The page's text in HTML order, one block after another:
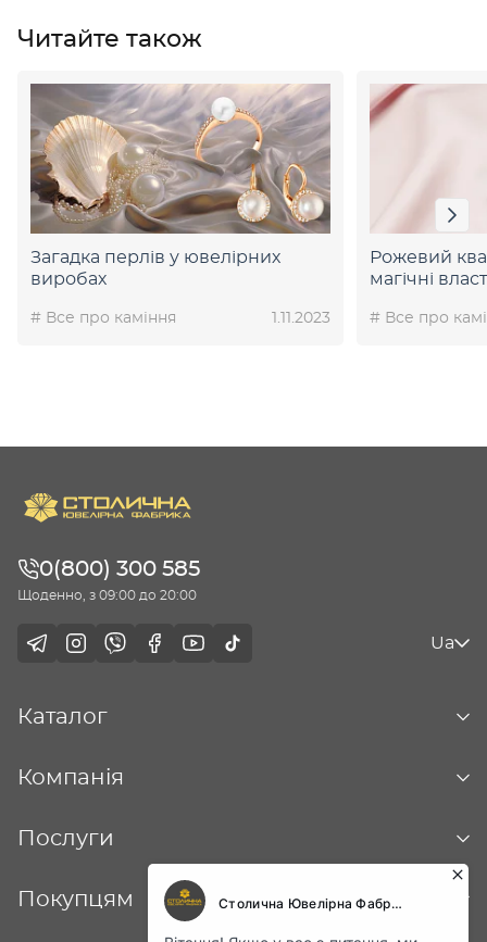
Читайте також
Загадка перлів у ювелірних
виробах
# Все про каміння 1.11.2023
Рожевий
магічні
# Все про
0(800) 300 585
Щоденно, з 09:00 до 20:00
Ua
Каталог
Компанія
Послуги
Покупцям